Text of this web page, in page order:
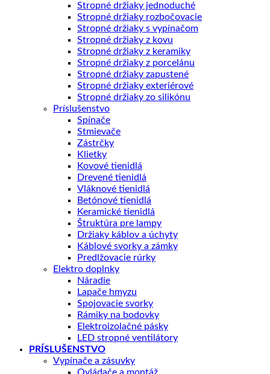
Stropné držiaky jednoduché
Stropné držiaky rozbočovacie
Stropné držiaky s vypínačom
Stropné držiaky z kovu
Stropné držiaky z keramiky
Stropné držiaky z porcelánu
Stropné držiaky zapustené
Stropné držiaky exteriérové
Stropné držiaky zo silikónu
Príslušenstvo
Spínače
Stmievače
Zástrčky
Klietky
Kovové tienidlá
Drevené tienidlá
Vláknové tienidlá
Betónové tienidlá
Keramické tienidlá
Štruktúra pre lampy
Držiaky káblov a úchyty
Káblové svorky a zámky
Predlžovacie rúrky
Elektro doplnky
Náradie
Lapače hmyzu
Spojovacie svorky
Rámiky na bodovky
Elektroizolačné pásky
LED stropné ventilátory
PRÍSLUŠENSTVO
Vypínače a zásuvky